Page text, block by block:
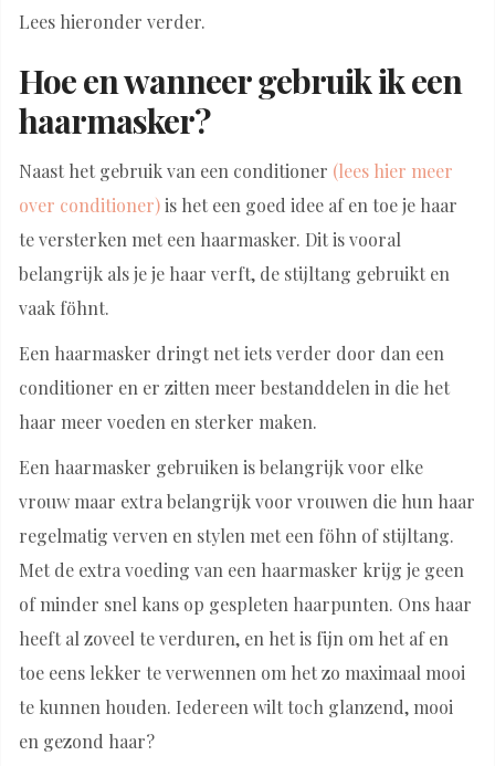
Lees hieronder verder.
Hoe en wanneer gebruik ik een
haarmasker?
Naast het gebruik van een conditioner (lees hier meer
over conditioner)is het een goed idee af en toe je haar
te versterken met een haarmasker. Dit is vooral
belangrijk als je je haar verft, de stijltang gebruikt en
vaak föhnt.
Een haarmasker dringt net iets verder door dan een
conditioner en er zitten meer bestanddelen in die het
haar meer voeden en sterker maken.
Een haarmasker gebruiken is belangrijk voor elke
vrouw maar extra belangrijk voor vrouwen die hun haar
regelmatig verven en stylen met een föhn of stijltang.
Met de extra voeding van een haarmasker krijg je geen
of minder snel kans op gespleten haarpunten. Ons haar
heeft al zoveel te verduren, en het is fijn om het af en
toe eens lekker te verwennen om het zo maximaal mooi
te kunnen houden. Iedereen wilt toch glanzend, mooi
en gezond haar?